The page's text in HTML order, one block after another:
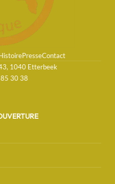
PresseContact
1040 Etterbeek
30 38